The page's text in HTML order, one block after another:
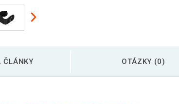
ČLÁNKY OTÁZKY (0)